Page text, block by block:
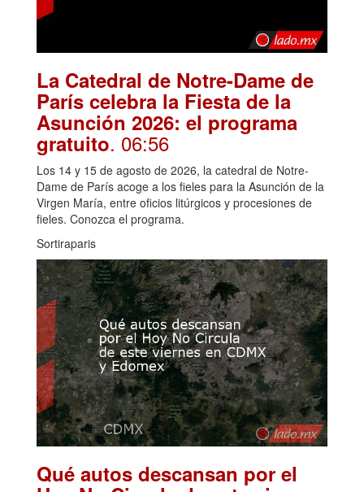
La Catedral de Notre-Dame de
París celebra la Fiesta de la
Asunción 2026: el programa
gratuito. 06:56
Los 14 y 15 de agosto de 2026, la catedral de Notre-
Dame de París acoge a los fieles para la Asunción de la
Virgen María, entre oficios litúrgicos y procesiones de
fieles. Conozca el programa.
Sortiraparis
Qué autos descansan por el